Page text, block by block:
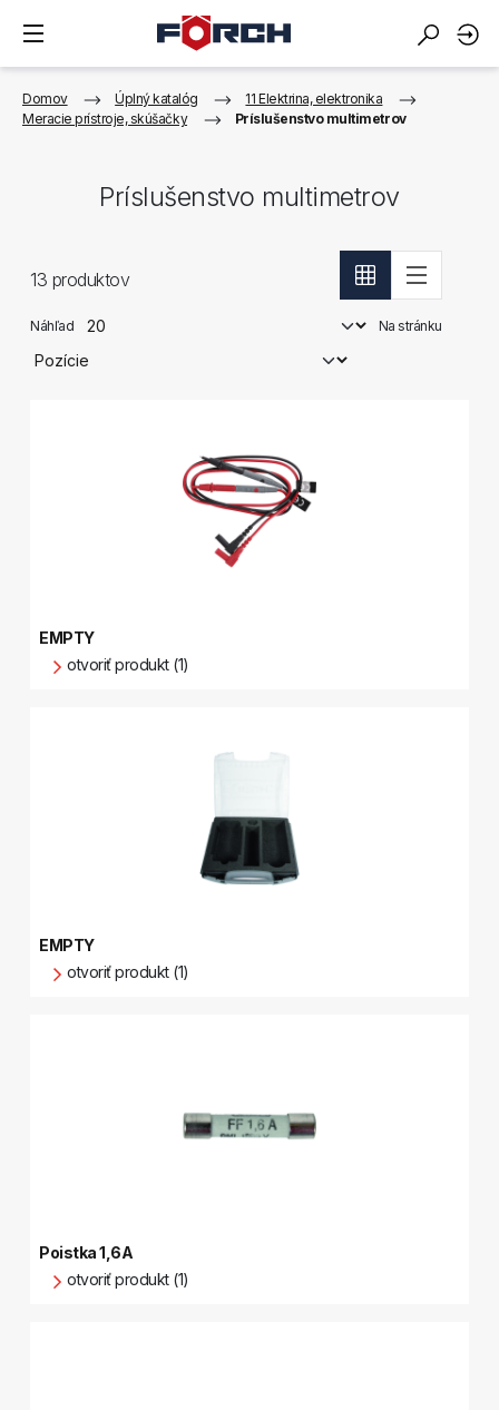
Domov Úplný katalóg
11 Elektrina, elektronika
Meracie prístroje, skúšačky
Príslušenstvo multimetrov
Príslušenstvo multimetrov
13 produktov
Náhľad Na stránku
EMPTY
otvoriť produkt (1)
EMPTY
otvoriť produkt (1)
Poistka 1,6A
otvoriť produkt (1)